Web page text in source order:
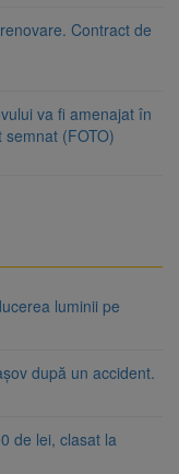
Contract de
va fi amenajat în
(FOTO)
luminii pe
după un accident.
de lei, clasat la